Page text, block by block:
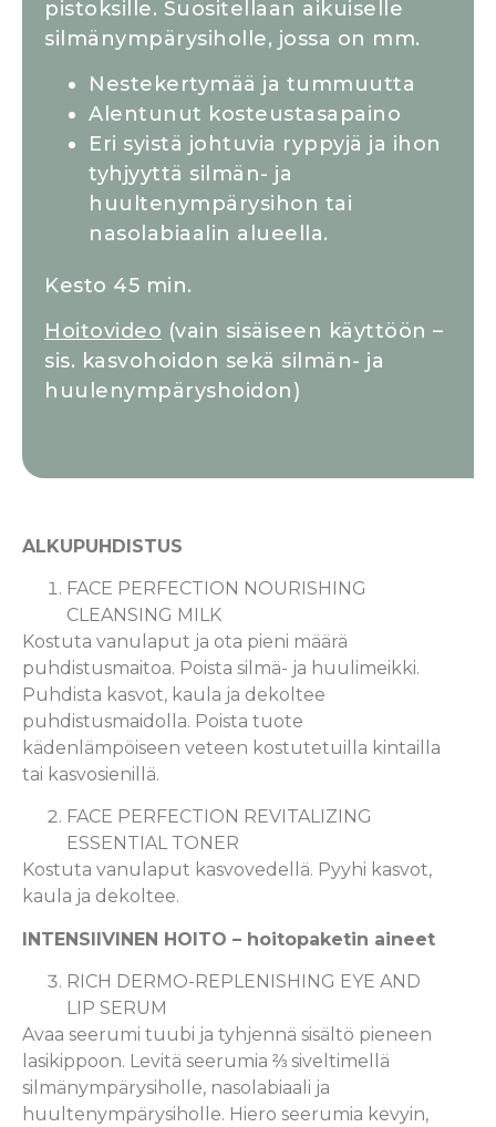
pistoksille. Suositellaan aikuiselle
silmänympärysiholle, jossa on mm.
Nestekertymää ja tummuutta
Alentunut kosteustasapaino
Eri syistä johtuvia ryppyjä ja ihon
tyhjyyttä silmän- ja
huultenympärysihon tai
nasolabiaalin alueella.
Kesto 45 min.
Hoitovideo (vain sisäiseen käyttöön –
sis. kasvohoidon sekä silmän- ja
huulenympäryshoidon)
ALKUPUHDISTUS
FACE PERFECTION NOURISHING
CLEANSING MILK
Kostuta vanulaput ja ota pieni määrä
puhdistusmaitoa. Poista silmä- ja huulimeikki.
Puhdista kasvot, kaula ja dekoltee
puhdistusmaidolla. Poista tuote
kädenlämpöiseen veteen kostutetuilla kintailla
tai kasvosienillä.
FACE PERFECTION REVITALIZING
ESSENTIAL TONER
Kostuta vanulaput kasvovedellä. Pyyhi kasvot,
kaula ja dekoltee.
INTENSIIVINEN HOITO – hoitopaketin aineet
RICH DERMO-REPLENISHING EYE AND
LIP SERUM
Avaa seerumi tuubi ja tyhjennä sisältö pieneen
lasikippoon. Levitä seerumia ⅔ siveltimellä
silmänympärysiholle, nasolabiaali ja
huultenympärysiholle. Hiero seerumia kevyin,